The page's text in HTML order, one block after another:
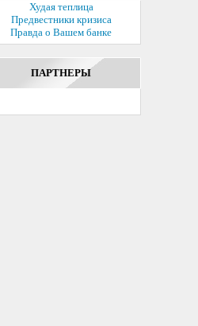
Худая теплица
Предвестники кризиса
Правда о Вашем банке
ПАРТНЕРЫ